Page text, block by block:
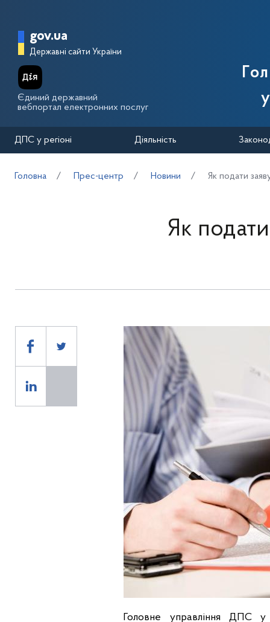
Головна сторінка Державної
gov.ua
Державні сайти України
Єдиний державний
вебпортал електронних послуг
ДПС у регіоні Діяльність
Головна Прес-центр Новини Як подати
Як
Головне управління ДПС у